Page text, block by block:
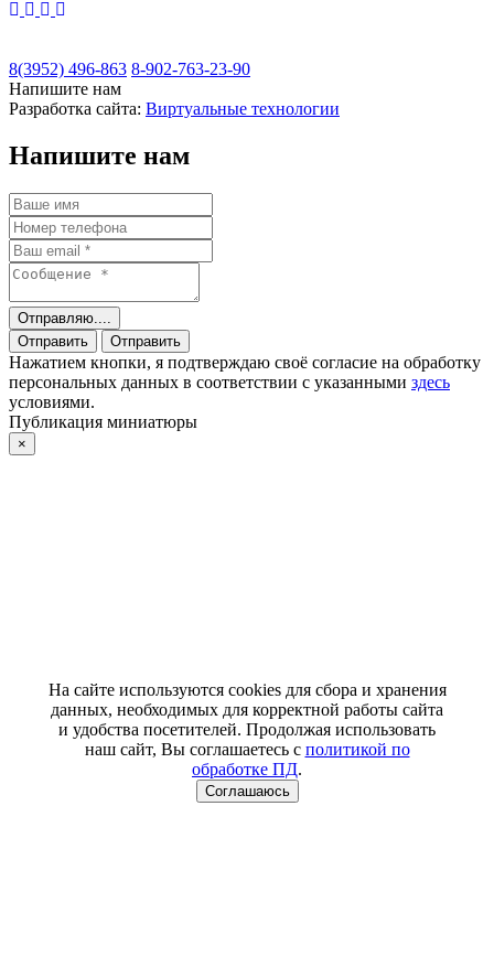
8(3952) 496-863 8-902-763-23-90
Напишите нам
Разработка сайта: Виртуальные технологии
Напишите нам
Отправляю....
Отправить
Отправить
Нажатием кнопки, я подтверждаю своё согласие на обработку
персональных данных в соответствии с указанными здесь
условиями.
Публикация миниатюры
×
На сайте используются cookies для сбора и хранения
данных, необходимых для корректной работы сайта
и удобства посетителей. Продолжая использовать
наш сайт, Вы соглашаетесь с политикой по
обработке ПД.
Соглашаюсь